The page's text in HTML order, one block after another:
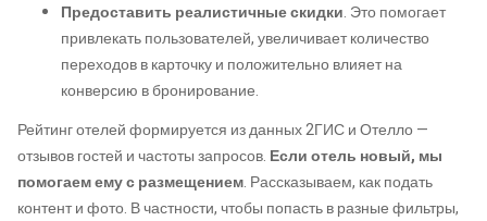
Предоставить реалистичные скидки. Это помогает
привлекать пользователей, увеличивает количество
переходов в карточку и положительно влияет на
конверсию в бронирование.
Рейтинг отелей формируется из данных 2ГИС и Отелло —
отзывов гостей и частоты запросов. Если отель новый, мы
помогаем ему с размещением. Рассказываем, как подать
контент и фото. В частности, чтобы попасть в разные фильтры,